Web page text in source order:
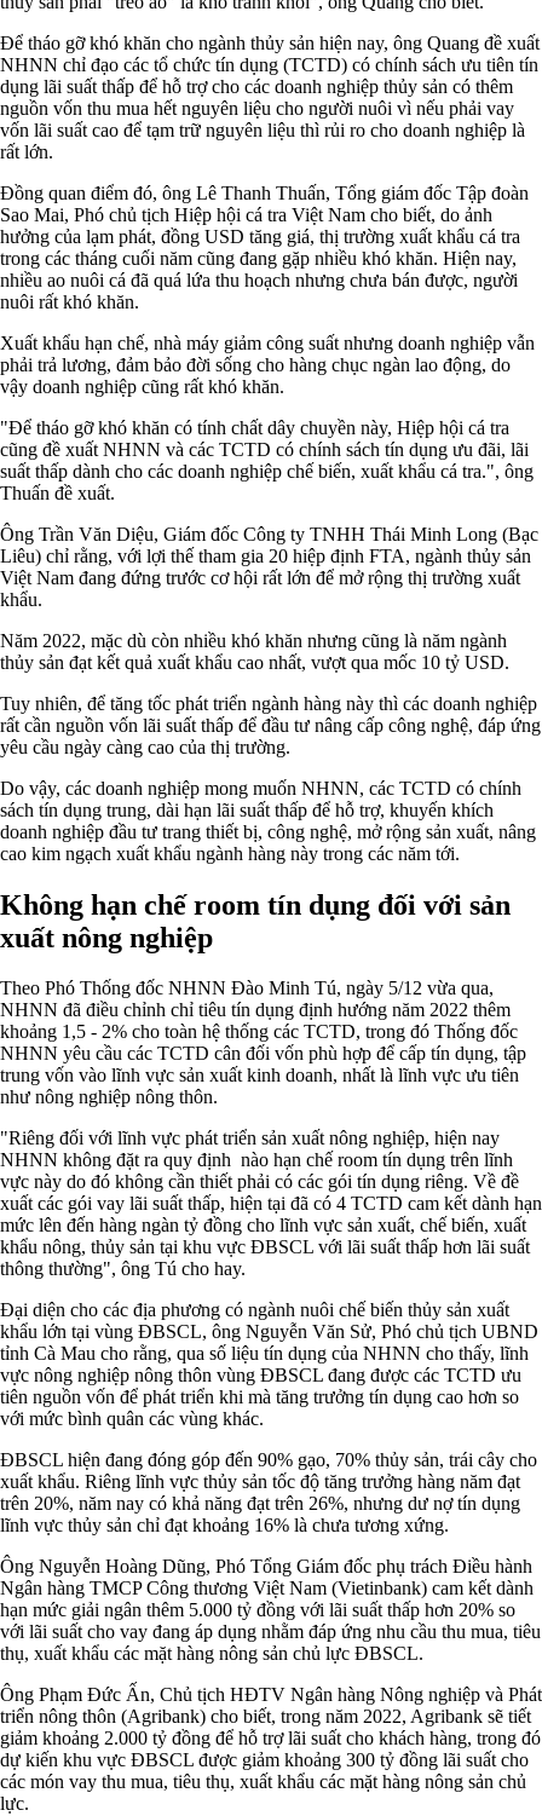
Để tháo gỡ khó khăn cho ngành thủy sản hiện nay, ông Quang đề xuất
NHNN chỉ đạo các tổ chức tín dụng (TCTD) có chính sách ưu tiên tín
dụng lãi suất thấp để hỗ trợ cho các doanh nghiệp thủy sản có thêm
nguồn vốn thu mua hết nguyên liệu cho người nuôi vì nếu phải vay
vốn lãi suất cao để tạm trữ nguyên liệu thì rủi ro cho doanh nghiệp là
rất lớn.
Đồng quan điểm đó, ông Lê Thanh Thuấn, Tổng giám đốc Tập đoàn
Sao Mai, Phó chủ tịch Hiệp hội cá tra Việt Nam cho biết, do ảnh
hưởng của lạm phát, đồng USD tăng giá, thị trường xuất khẩu cá tra
trong các tháng cuối năm cũng đang gặp nhiều khó khăn. Hiện nay,
nhiều ao nuôi cá đã quá lứa thu hoạch nhưng chưa bán được, người
nuôi rất khó khăn.
Xuất khẩu hạn chế, nhà máy giảm công suất nhưng doanh nghiệp vẫn
phải trả lương, đảm bảo đời sống cho hàng chục ngàn lao động, do
vậy doanh nghiệp cũng rất khó khăn.
"Để tháo gỡ khó khăn có tính chất dây chuyền này, Hiệp hội cá tra
cũng đề xuất NHNN và các TCTD có chính sách tín dụng ưu đãi, lãi
suất thấp dành cho các doanh nghiệp chế biến, xuất khẩu cá tra.", ông
Thuấn đề xuất.
Ông Trần Văn Diệu, Giám đốc Công ty TNHH Thái Minh Long (Bạc
Liêu) chỉ rằng, với lợi thế tham gia 20 hiệp định FTA, ngành thủy sản
Việt Nam đang đứng trước cơ hội rất lớn để mở rộng thị trường xuất
khẩu.
Năm 2022, mặc dù còn nhiều khó khăn nhưng cũng là năm ngành
thủy sản đạt kết quả xuất khẩu cao nhất, vượt qua mốc 10 tỷ USD.
Tuy nhiên, để tăng tốc phát triển ngành hàng này thì các doanh nghiệp
rất cần nguồn vốn lãi suất thấp để đầu tư nâng cấp công nghệ, đáp ứng
yêu cầu ngày càng cao của thị trường.
Do vậy, các doanh nghiệp mong muốn NHNN, các TCTD có chính
sách tín dụng trung, dài hạn lãi suất thấp để hỗ trợ, khuyến khích
doanh nghiệp đầu tư trang thiết bị, công nghệ, mở rộng sản xuất, nâng
cao kim ngạch xuất khẩu ngành hàng này trong các năm tới.
Không hạn chế room tín dụng đối với sản
xuất nông nghiệp
Theo Phó Thống đốc NHNN Đào Minh Tú, ngày 5/12 vừa qua,
NHNN đã điều chỉnh chỉ tiêu tín dụng định hướng năm 2022 thêm
khoảng 1,5 - 2% cho toàn hệ thống các TCTD, trong đó Thống đốc
NHNN yêu cầu các TCTD cân đối vốn phù hợp để cấp tín dụng, tập
trung vốn vào lĩnh vực sản xuất kinh doanh, nhất là lĩnh vực ưu tiên
như nông nghiệp nông thôn.
"Riêng đối với lĩnh vực phát triển sản xuất nông nghiệp, hiện nay
NHNN không đặt ra quy định nào hạn chế room tín dụng trên lĩnh
vực này do đó không cần thiết phải có các gói tín dụng riêng. Về đề
xuất các gói vay lãi suất thấp, hiện tại đã có 4 TCTD cam kết dành hạn
mức lên đến hàng ngàn tỷ đồng cho lĩnh vực sản xuất, chế biến, xuất
khẩu nông, thủy sản tại khu vực ĐBSCL với lãi suất thấp hơn lãi suất
thông thường", ông Tú cho hay.
Đại diện cho các địa phương có ngành nuôi chế biến thủy sản xuất
khẩu lớn tại vùng ĐBSCL, ông Nguyễn Văn Sử, Phó chủ tịch UBND
tỉnh Cà Mau cho rằng, qua số liệu tín dụng của NHNN cho thấy, lĩnh
vực nông nghiệp nông thôn vùng ĐBSCL đang được các TCTD ưu
tiên nguồn vốn để phát triển khi mà tăng trưởng tín dụng cao hơn so
với mức bình quân các vùng khác.
ĐBSCL hiện đang đóng góp đến 90% gạo, 70% thủy sản, trái cây cho
xuất khẩu. Riêng lĩnh vực thủy sản tốc độ tăng trưởng hàng năm đạt
trên 20%, năm nay có khả năng đạt trên 26%, nhưng dư nợ tín dụng
lĩnh vực thủy sản chỉ đạt khoảng 16% là chưa tương xứng.
Ông Nguyễn Hoàng Dũng, Phó Tổng Giám đốc phụ trách Điều hành
Ngân hàng TMCP Công thương Việt Nam (Vietinbank) cam kết dành
hạn mức giải ngân thêm 5.000 tỷ đồng với lãi suất thấp hơn 20% so
với lãi suất cho vay đang áp dụng nhằm đáp ứng nhu cầu thu mua, tiêu
thụ, xuất khẩu các mặt hàng nông sản chủ lực ĐBSCL.
Ông Phạm Đức Ấn, Chủ tịch HĐTV Ngân hàng Nông nghiệp và Phát
triển nông thôn (Agribank) cho biết, trong năm 2022, Agribank sẽ tiết
giảm khoảng 2.000 tỷ đồng để hỗ trợ lãi suất cho khách hàng, trong đó
dự kiến khu vực ĐBSCL được giảm khoảng 300 tỷ đồng lãi suất cho
các món vay thu mua, tiêu thụ, xuất khẩu các mặt hàng nông sản chủ
lực.